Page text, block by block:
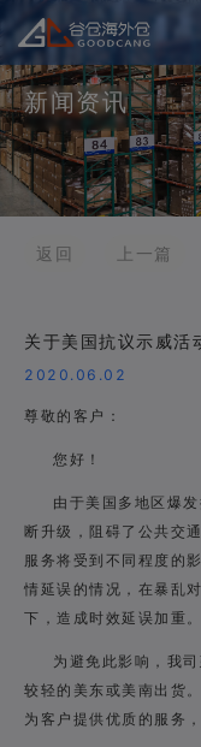
新闻资讯
返回 上一篇
关于美国抗议示威活
2020.06.02
尊敬的客户：
您好！
由于美国多地区爆
断升级，阻碍了公共交
服务将受到不同程度的
情延误的情况，在暴乱
下，造成时效延误加重。
为避免此影响，我
较轻的美东或美南出货
为客户提供优质的服务